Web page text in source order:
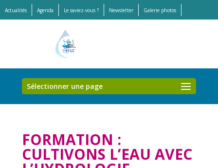
Actualités Agenda Le saviez-vous ? Newsletter Galerie photos
Sélectionner une page
FORMATION :
CULTIVONS L’EAU AVEC